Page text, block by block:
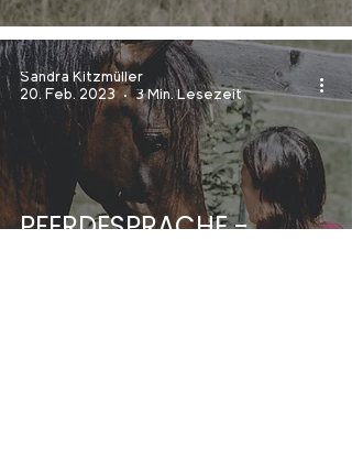
PFERDESPRACHE -
Sandra Kitzmüller
20. Feb. 2023
3 Min. Lesezeit